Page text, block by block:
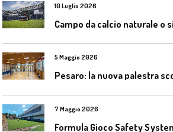
10 Luglio 2026
5 Maggio 2026
7 Maggio 2026